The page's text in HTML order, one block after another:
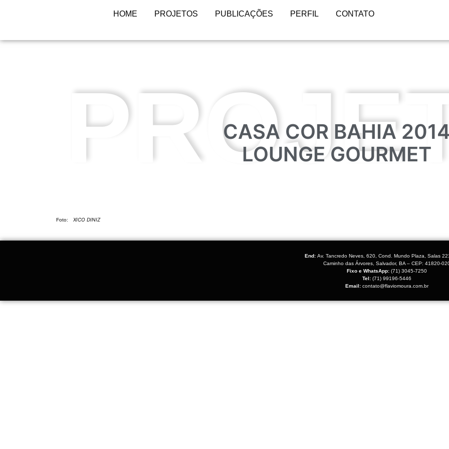
HOME PROJETOS PUBLICAÇÕES PERFIL CONTATO
CASA COR BAHIA 2014
LOUNGE GOURMET
Foto: XICO DINIZ
End: Av. Tancredo Neves, 620, Cond. Mundo Plaza, Salas
Caminho das Árvores, Salvador, BA – CEP: 41820-
Fixo e WhatsApp: (71) 3045-7250
Tel: (71) 99196-5446
Email: contato@flaviomoura.com.br